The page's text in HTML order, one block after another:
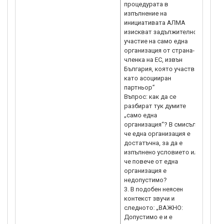
процедурата в
изпълнение на
инициативата АЛМА
изискват задължително
участие на само една
организация от страна-
членка на ЕС, извън
България, която участва
като асоцииран
партньор“
Въпрос: как да се
разбират тук думите
„само една
организация“? В смисъл,
че една организация е
достатъчна, за да е
изпълнено условието или
че повече от една
организация е
недопустимо?
3. В подобен неясен
контекст звучи и
следното: „ВАЖНО:
Допустимо е и е